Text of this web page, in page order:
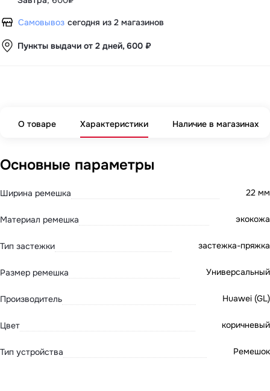
Самовывоз сегодня из 2 магазинов
Пункты выдачи от 2 дней, 600 ₽
О товаре Характеристики Наличие в магазинах
Основные параметры
Ширина ремешка 22 мм
Материал ремешка экокожа
Тип застежки застежка-пряжка
Размер ремешка Универсальный
Производитель Huawei (GL)
Цвет коричневый
Тип устройства Ремешок